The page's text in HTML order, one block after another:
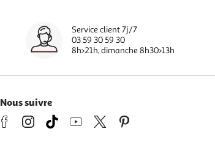
Service client 7j/7
03 59 30 59 30
8h>21h, dimanche 8h30>13h
Nous suivre